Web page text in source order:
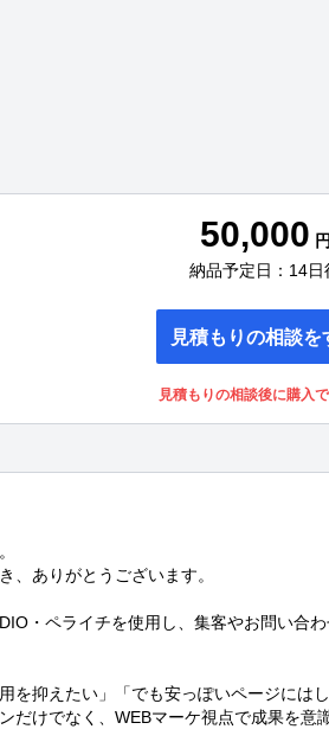
50,000 円
納品予定日：14日
見積もりの相談を
見積もりの相談後に購入
、ありがとうございます。
・ペライチを使用し、集客やお問い合
を抑えたい」「でも安っぽいページにはし
だけでなく、WEBマーケ視点で成果を意